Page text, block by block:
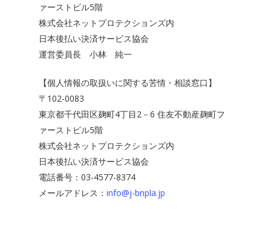
ァーストビル5階
株式会社ネットプロテクションズ内
日本後払い決済サービス協会
運営委員長 小林 純一
【個人情報の取扱いに関する苦情・相談窓口】
〒102-0083
東京都千代田区麹町4丁目2－6 住友不動産麹町フ
ァーストビル5階
株式会社ネットプロテクションズ内
日本後払い決済サービス協会
電話番号：03-4577-8374
メールアドレス：info@j-bnpla.jp